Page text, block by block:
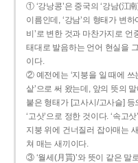
① ‘강낭콩’은 중국의 ‘강남(江
이름인데, ‘강남’의 형태가 변하
비’로 변한 것과 마찬가지로 언
태대로 발음하는 언어 현실을
이다.
② 예전에는 ‘지붕을 일 때에 쓰
샅’으로 써 왔는데, 앞의 뜻의
붙은 형태가 [고사시/고사슬]
‘고삿’으로 정한 것이다. ‘속고
지붕 위에 건너질러 잡아매는
쳐 매는 새끼이다.
③ ‘월세(月貰)’와 뜻이 같은 말